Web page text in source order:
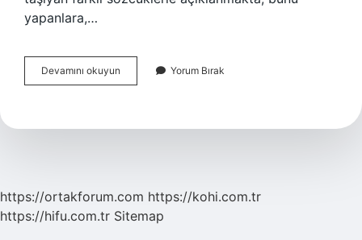
yapanlara,…
Devamını okuyun
Ne
Cümle
Yorum Bırak
https://ortakforum.com https://kohi.com.tr
https://hifu.com.tr Sitemap